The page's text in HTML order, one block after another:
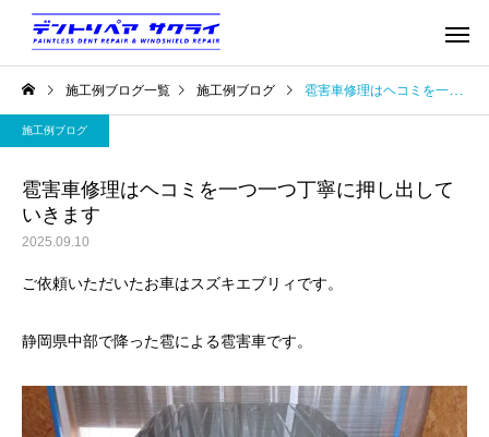
施工例ブログ一覧 施工例ブログ 雹害車修理はヘコミを一つ一つ丁寧に押し出していきます
施工例ブログ
雹害車修理はヘコミを一つ一つ丁寧に押し出して
いきます
2025.09.10
ご依頼いただいたお車はスズキエブリィです。
静岡県中部で降った雹による雹害車です。